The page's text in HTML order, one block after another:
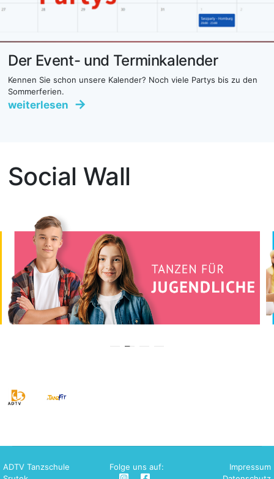
Der Event- und Terminkalender
Kennen Sie schon unsere Kalender? Noch viele Partys bis zu den
Sommerferien.
weiterlesen
Social Wall
ADTV Tanzschule
Folge uns auf:
Impressum